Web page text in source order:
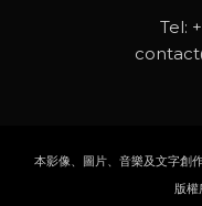
Tel:
本影像、圖片、音樂及文字創
版權